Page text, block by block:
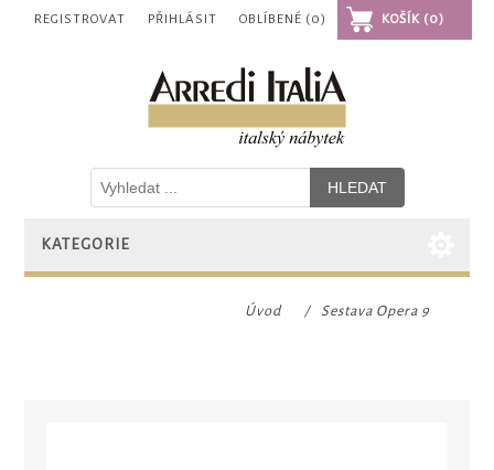
REGISTROVAT PŘIHLÁSIT OBLÍBENÉ (0) KOŠÍK (0)
KATEGORIE
Úvod / Sestava Opera 9